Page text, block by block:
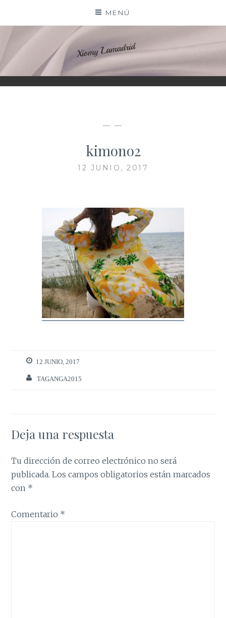
contenido
MENÚ
XIOMY LAMADRID
— —
kimono2
12 JUNIO, 2017
12 JUNIO, 2017
TAGANGA2015
Deja una respuesta
Tu dirección de correo electrónico no será
publicada. Los campos obligatorios están marcados
con *
Comentario *